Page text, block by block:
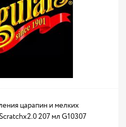
царапин и мелких
207 мл G10307